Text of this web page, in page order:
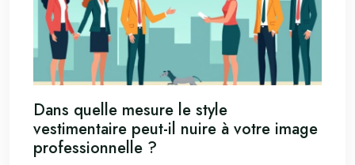
Dans quelle mesure le style
vestimentaire peut-il nuire à votre image
professionnelle ?